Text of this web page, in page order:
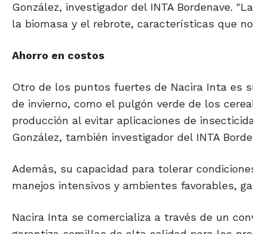
González, investigador del INTA Bordenave.
la biomasa y el rebrote, características que
Ahorro en costos
Otro de los puntos fuertes de Nacira Inta es
de invierno, como el pulgón verde de los
producción al evitar aplicaciones de
González, también investigador del INTA
Además, su capacidad para tolerar
manejos intensivos y ambientes favorables,
Nacira Inta se comercializa a través de un